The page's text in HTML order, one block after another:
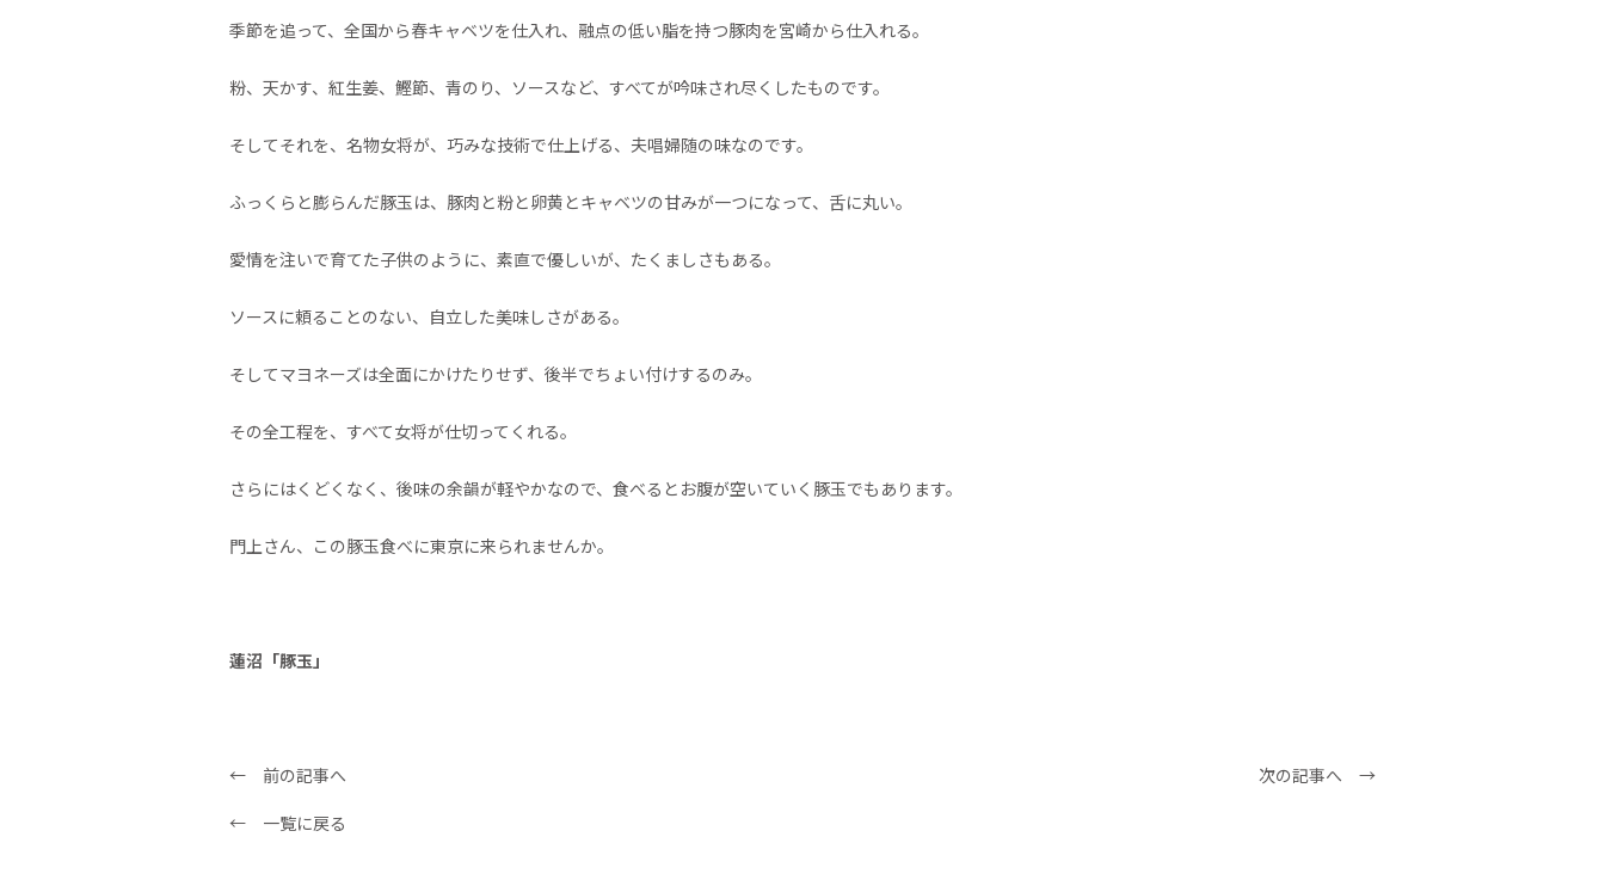
季節を追って、全国から春キャベツを仕入れ、融点の低い脂を持つ豚肉を宮崎から仕入れる。
粉、天かす、紅生姜、鰹節、青のり、ソースなど、すべてが吟味され尽くしたものです。
そしてそれを、名物女将が、巧みな技術で仕上げる、夫唱婦随の味なのです。
ふっくらと膨らんだ豚玉は、豚肉と粉と卵黄とキャベツの甘みが一つになって、舌に丸い。
愛情を注いで育てた子供のように、素直で優しいが、たくましさもある。
ソースに頼ることのない、自立した美味しさがある。
そしてマヨネーズは全面にかけたりせず、後半でちょい付けするのみ。
その全工程を、すべて女将が仕切ってくれる。
さらにはくどくなく、後味の余韻が軽やかなので、食べるとお腹が空いていく豚玉でもあります。
門上さん、この豚玉食べに東京に来られませんか。
蓮沼「豚玉」
← 前の記事へ
次の記事へ →
← 一覧に戻る